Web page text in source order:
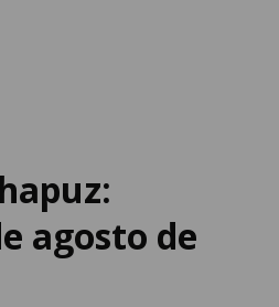
agosto de